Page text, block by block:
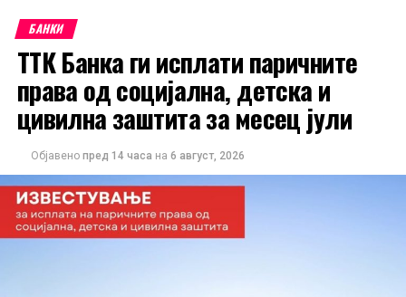
БАНКИ
ТТК Банка ги исплати паричните
права од социјална, детска и
цивилна заштита за месец јули
Објавено пред 14 часа на 6 август, 2026